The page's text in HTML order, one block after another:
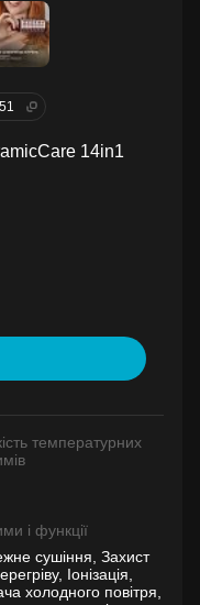
14in1
температурних
і функції
сушіння, Захист
Іонізація,
холодного повітря,